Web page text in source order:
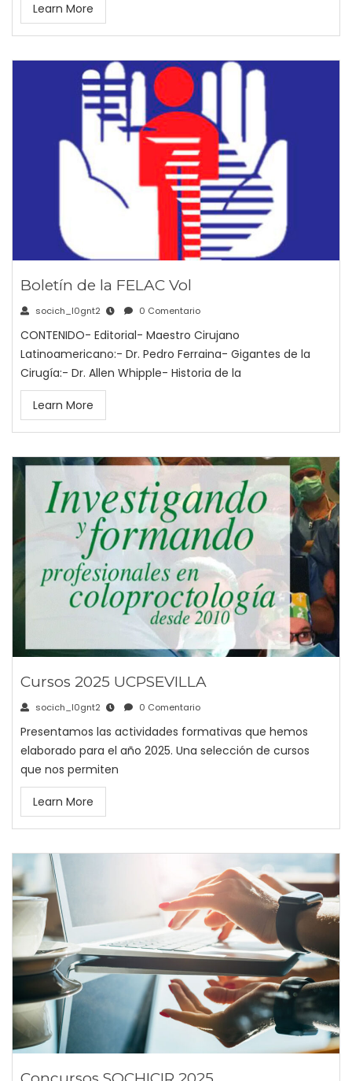
Learn More
Boletín de la FELAC Vol
socich_l0gnt2 0 Comentario
CONTENIDO- Editorial- Maestro Cirujano
Latinoamericano:- Dr. Pedro Ferraina- Gigantes de la
Cirugía:- Dr. Allen Whipple- Historia de la
Learn More
Cursos 2025 UCPSEVILLA
socich_l0gnt2 0 Comentario
Presentamos las actividades formativas que hemos
elaborado para el año 2025. Una selección de cursos
que nos permiten
Learn More